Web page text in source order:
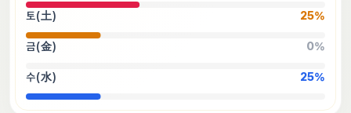
토(土) 25%
금(金) 0%
수(水) 25%